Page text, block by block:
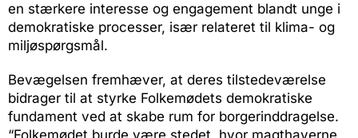
en stærkere interesse og engagement blandt unge i
demokratiske processer, især relateret til klima- og
miljøspørgsmål.
Bevægelsen fremhæver, at deres tilstedeværelse
bidrager til at styrke Folkemødets demokratiske
fundament ved at skabe rum for borgerinddragelse.
“Folkemødet burde være stedet, hvor magthaverne